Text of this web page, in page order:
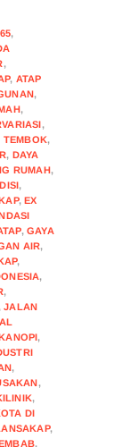
,
,
, ATAP
,
,
,
TEMBOK,
, DAYA
RUMAH,
,
,EX
,GAYA
AIR,
,
,
,
JALAN
,
,
,
,
DI
,
,